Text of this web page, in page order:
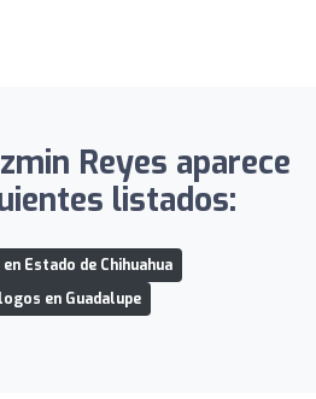
Reyes aparece
listados:
Estado de Chihuahua
en Guadalupe